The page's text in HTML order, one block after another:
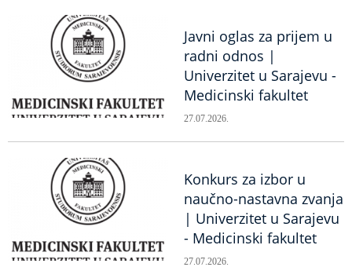
Javni oglas za prijem u
radni odnos |
Univerzitet u Sarajevu -
Medicinski fakultet
27.07.2026.
Konkurs za izbor u
naučno-nastavna zvanja
| Univerzitet u Sarajevu
- Medicinski fakultet
27.07.2026.